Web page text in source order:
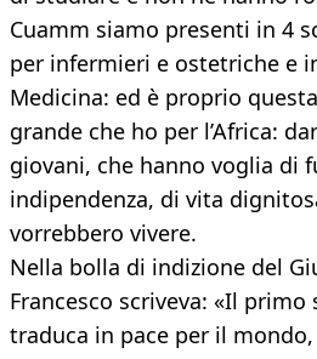
Cuamm siamo presenti in 4
per infermieri e ostetriche e
Medicina: ed è proprio
grande che ho per l’Africa:
giovani, che hanno voglia di
indipendenza, di vita
vorrebbero vivere.
Nella bolla di indizione del
Francesco scriveva: «Il primo
traduca in pace per il